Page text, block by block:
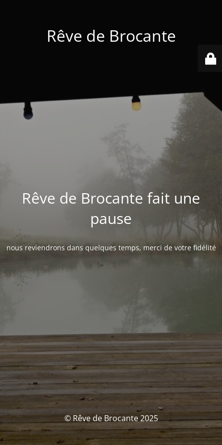
Rêve de Brocante
Rêve de Brocante fait une
pause
nous reviendrons dans quelques temps, merci de votre fidélité
© Rêve de Brocante 2025